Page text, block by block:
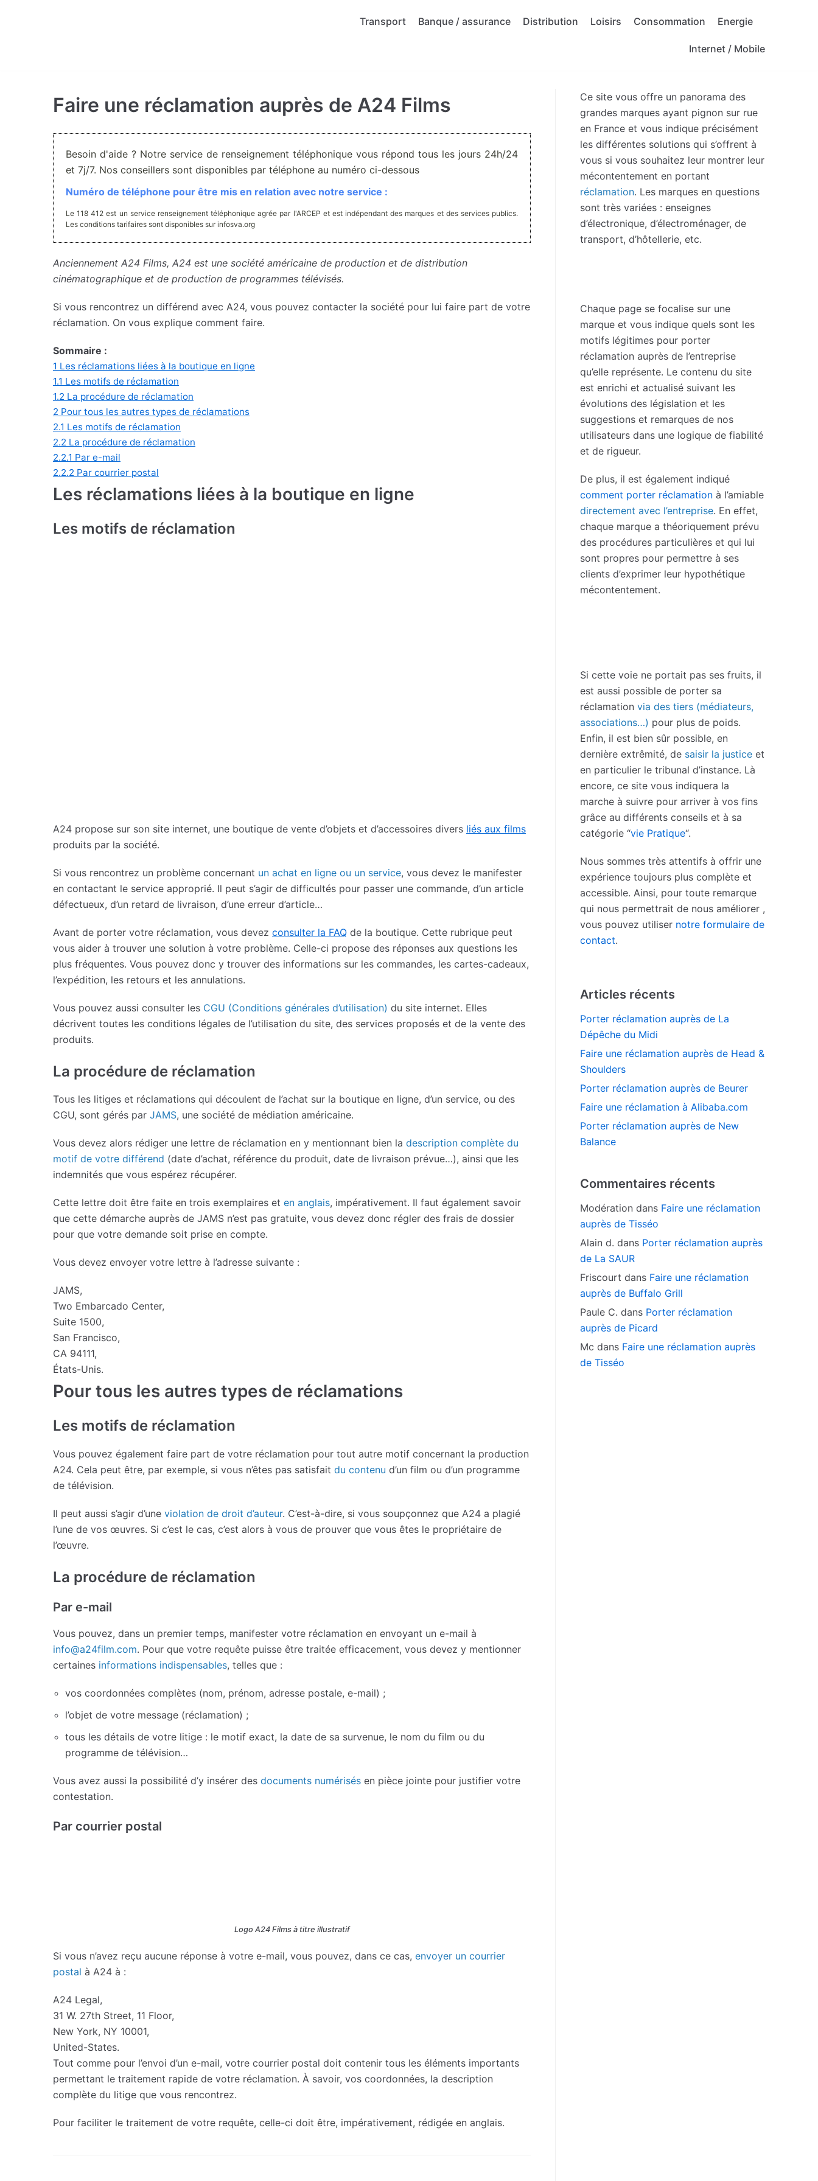
Transport Banque / assurance Distribution Loisirs Consommation Energie
Internet / Mobile
Faire une réclamation auprès de A24 Films
Besoin d'aide ? Notre service de renseignement téléphonique vous répond tous les jours 24h/24
et 7j/7. Nos conseillers sont disponibles par téléphone au numéro ci-dessous
Numéro de téléphone pour être mis en relation avec notre service :
Le 118 412 est un service renseignement téléphonique agrée par l'ARCEP et est indépendant des marques et des services publics.
Les conditions tarifaires sont disponibles sur infosva.org
Anciennement A24 Films, A24 est une société américaine de production et de distribution
cinématographique et de production de programmes télévisés.
Si vous rencontrez un différend avec A24, vous pouvez contacter la société pour lui faire part de votre
réclamation. On vous explique comment faire.
Sommaire :
1 Les réclamations liées à la boutique en ligne
1.1 Les motifs de réclamation
1.2 La procédure de réclamation
2 Pour tous les autres types de réclamations
2.1 Les motifs de réclamation
2.2 La procédure de réclamation
2.2.1 Par e-mail
2.2.2 Par courrier postal
Les réclamations liées à la boutique en ligne
Les motifs de réclamation
A24 propose sur son site internet, une boutique de vente d’objets et d’accessoires divers liés aux films
produits par la société.
Si vous rencontrez un problème concernant un achat en ligne ou un service, vous devez le manifester
en contactant le service approprié. Il peut s’agir de difficultés pour passer une commande, d’un article
défectueux, d’un retard de livraison, d’une erreur d’article…
Avant de porter votre réclamation, vous devez consulter la FAQ de la boutique. Cette rubrique peut
vous aider à trouver une solution à votre problème. Celle-ci propose des réponses aux questions les
plus fréquentes. Vous pouvez donc y trouver des informations sur les commandes, les cartes-cadeaux,
l’expédition, les retours et les annulations.
Vous pouvez aussi consulter les CGU (Conditions générales d’utilisation) du site internet. Elles
décrivent toutes les conditions légales de l’utilisation du site, des services proposés et de la vente des
produits.
La procédure de réclamation
Tous les litiges et réclamations qui découlent de l’achat sur la boutique en ligne, d’un service, ou des
CGU, sont gérés par JAMS, une société de médiation américaine.
Vous devez alors rédiger une lettre de réclamation en y mentionnant bien la description complète du
motif de votre différend (date d’achat, référence du produit, date de livraison prévue…), ainsi que les
indemnités que vous espérez récupérer.
Cette lettre doit être faite en trois exemplaires et en anglais, impérativement. Il faut également savoir
que cette démarche auprès de JAMS n’est pas gratuite, vous devez donc régler des frais de dossier
pour que votre demande soit prise en compte.
Vous devez envoyer votre lettre à l’adresse suivante :
JAMS,
Two Embarcado Center,
Suite 1500,
San Francisco,
CA 94111,
États-Unis.
Pour tous les autres types de réclamations
Les motifs de réclamation
Vous pouvez également faire part de votre réclamation pour tout autre motif concernant la production
A24. Cela peut être, par exemple, si vous n’êtes pas satisfait du contenu d’un film ou d’un programme
de télévision.
Il peut aussi s’agir d’une violation de droit d’auteur. C’est-à-dire, si vous soupçonnez que A24 a plagié
l’une de vos œuvres. Si c’est le cas, c’est alors à vous de prouver que vous êtes le propriétaire de
l’œuvre.
La procédure de réclamation
Par e-mail
Vous pouvez, dans un premier temps, manifester votre réclamation en envoyant un e-mail à
info@a24film.com. Pour que votre requête puisse être traitée efficacement, vous devez y mentionner
certaines informations indispensables, telles que :
vos coordonnées complètes (nom, prénom, adresse postale, e-mail) ;
l’objet de votre message (réclamation) ;
tous les détails de votre litige : le motif exact, la date de sa survenue, le nom du film ou du
programme de télévision…
Vous avez aussi la possibilité d’y insérer des documents numérisés en pièce jointe pour justifier votre
contestation.
Par courrier postal
Logo A24 Films à titre illustratif
Si vous n’avez reçu aucune réponse à votre e-mail, vous pouvez, dans ce cas, envoyer un courrier
postal à A24 à :
A24 Legal,
31 W. 27th Street, 11 Floor,
New York, NY 10001,
United-States.
Tout comme pour l’envoi d’un e-mail, votre courrier postal doit contenir tous les éléments importants
permettant le traitement rapide de votre réclamation. À savoir, vos coordonnées, la description
complète du litige que vous rencontrez.
Pour faciliter le traitement de votre requête, celle-ci doit être, impérativement, rédigée en anglais.
Ce site vous offre un panorama des
grandes marques ayant pignon sur rue
en France et vous indique précisément
les différentes solutions qui s’offrent à
vous si vous souhaitez leur montrer leur
mécontentement en portant
réclamation. Les marques en questions
sont très variées : enseignes
d’électronique, d’électroménager, de
transport, d’hôtellerie, etc.
Chaque page se focalise sur une
marque et vous indique quels sont les
motifs légitimes pour porter
réclamation auprès de l’entreprise
qu’elle représente. Le contenu du site
est enrichi et actualisé suivant les
évolutions des législation et les
suggestions et remarques de nos
utilisateurs dans une logique de fiabilité
et de rigueur.
De plus, il est également indiqué
comment porter réclamation à l’amiable
directement avec l’entreprise. En effet,
chaque marque a théoriquement prévu
des procédures particulières et qui lui
sont propres pour permettre à ses
clients d’exprimer leur hypothétique
mécontentement.
Si cette voie ne portait pas ses fruits, il
est aussi possible de porter sa
réclamation via des tiers (médiateurs,
associations…) pour plus de poids.
Enfin, il est bien sûr possible, en
dernière extrêmité, de saisir la justice et
en particulier le tribunal d’instance. Là
encore, ce site vous indiquera la
marche à suivre pour arriver à vos fins
grâce au différents conseils et à sa
catégorie “vie Pratique“.
Nous sommes très attentifs à offrir une
expérience toujours plus complète et
accessible. Ainsi, pour toute remarque
qui nous permettrait de nous améliorer ,
vous pouvez utiliser notre formulaire de
contact.
Articles récents
Porter réclamation auprès de La
Dépêche du Midi
Faire une réclamation auprès de Head &
Shoulders
Porter réclamation auprès de Beurer
Faire une réclamation à Alibaba.com
Porter réclamation auprès de New
Balance
Commentaires récents
Modération dans Faire une réclamation
auprès de Tisséo
Alain d. dans Porter réclamation auprès
de La SAUR
Friscourt dans Faire une réclamation
auprès de Buffalo Grill
Paule C. dans Porter réclamation
auprès de Picard
Mc dans Faire une réclamation auprès
de Tisséo